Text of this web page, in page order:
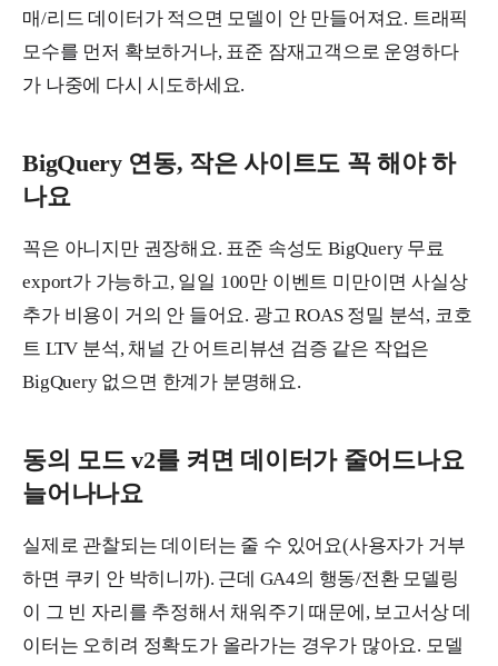
매/리드 데이터가 적으면 모델이 안 만들어져요. 트래픽
모수를 먼저 확보하거나, 표준 잠재고객으로 운영하다
가 나중에 다시 시도하세요.
BigQuery 연동, 작은 사이트도 꼭 해야 하
나요
꼭은 아니지만 권장해요. 표준 속성도 BigQuery 무료
export가 가능하고, 일일 100만 이벤트 미만이면 사실상
추가 비용이 거의 안 들어요. 광고 ROAS 정밀 분석, 코호
트 LTV 분석, 채널 간 어트리뷰션 검증 같은 작업은
BigQuery 없으면 한계가 분명해요.
동의 모드 v2를 켜면 데이터가 줄어드나요
늘어나나요
실제로 관찰되는 데이터는 줄 수 있어요(사용자가 거부
하면 쿠키 안 박히니까). 근데 GA4의 행동/전환 모델링
이 그 빈 자리를 추정해서 채워주기 때문에, 보고서상 데
이터는 오히려 정확도가 올라가는 경우가 많아요. 모델